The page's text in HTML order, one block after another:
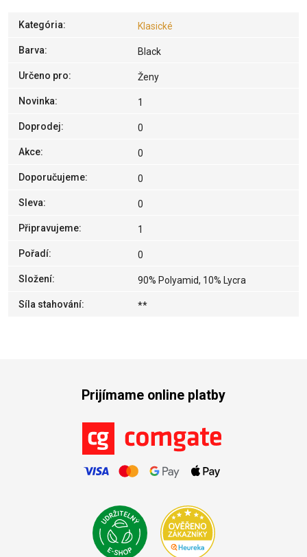
Kategória: Klasické
Barva: Black
Určeno pro: Ženy
Novinka: 1
Doprodej: 0
Akce: 0
Doporučujeme: 0
Sleva: 0
Připravujeme: 1
Pořadí: 0
Složení: 90% Polyamid, 10% Lycra
Síla stahování: **
Prijímame online platby